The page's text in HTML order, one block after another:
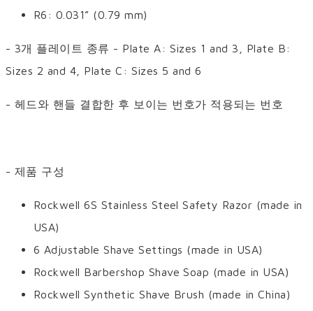
R6: 0.031” (0.79 mm)
- 3개 플레이트 종류 - Plate A: Sizes 1 and 3, Plate B:
Sizes 2 and 4, Plate C: Sizes 5 and 6
- 헤드와 핸들 결합한 후 보이는 번호가 적용되는 번호
- 제품 구성
Rockwell 6S Stainless Steel Safety Razor (made in
USA)
6 Adjustable Shave Settings (made in USA)
Rockwell Barbershop Shave Soap (made in USA)
Rockwell Synthetic Shave Brush (made in China)